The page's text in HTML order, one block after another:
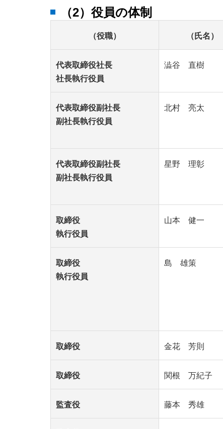
（2）役員の体制
（役職） （氏名）
代表取締役社長
社長執行役員
澁谷 直樹
代表取締役副社長
副社長執行役員
北村 亮太
代表取締役副社長
副社長執行役員
星野 理彰
取締役
執行役員
山本 健一
取締役
執行役員
島 雄策
取締役 金花 芳則
取締役 関根 万紀子
監査役 藤本 秀雄